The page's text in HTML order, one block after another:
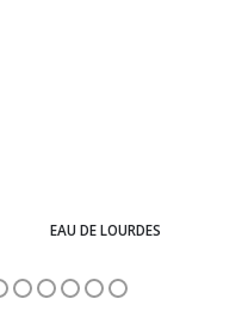
EAU DE LOURDES